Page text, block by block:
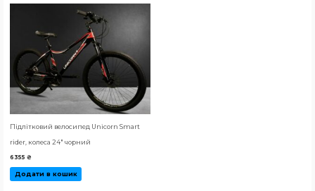
Підлітковий велосипед Unicorn Smart
rider, колеса 24″ чорний
6355 ₴
Додати в кошик